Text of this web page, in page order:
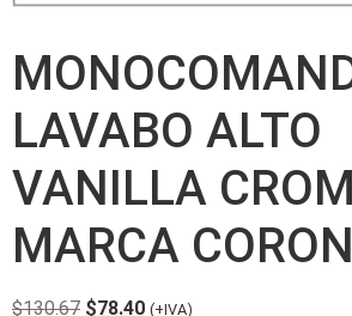
LAVABO ALTO
VANILLA
MARCA
$130.67 $78.40 (+IVA)